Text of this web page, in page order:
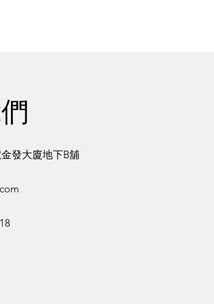
發大廈地下B舖